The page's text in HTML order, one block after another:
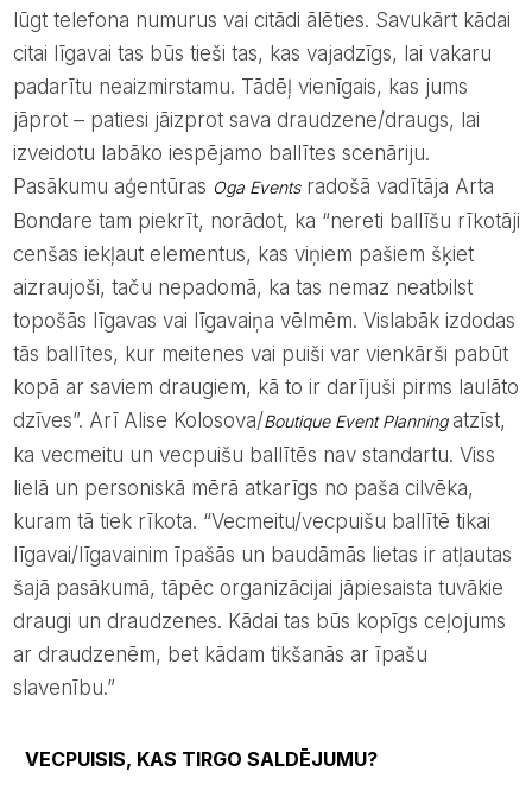
lūgt telefona numurus vai citādi ālēties. Savukārt kādai
citai līgavai tas būs tieši tas, kas vajadzīgs, lai vakaru
padarītu neaizmirstamu. Tādēļ vienīgais, kas jums
jāprot – patiesi jāizprot sava draudzene/draugs, lai
izveidotu labāko iespējamo ballītes scenāriju.
Pasākumu aģentūras Oga Eventsradošā vadītāja Arta
Bondare tam piekrīt, norādot, ka “nereti ballīšu rīkotāji
cenšas iekļaut elementus, kas viņiem pašiem šķiet
aizraujoši, taču nepadomā, ka tas nemaz neatbilst
topošās līgavas vai līgavaiņa vēlmēm. Vislabāk izdodas
tās ballītes, kur meitenes vai puiši var vienkārši pabūt
kopā ar saviem draugiem, kā to ir darījuši pirms laulāto
dzīves”. Arī Alise Kolosova/Boutique Event Planning atzīst,
ka vecmeitu un vecpuišu ballītēs nav standartu. Viss
lielā un personiskā mērā atkarīgs no paša cilvēka,
kuram tā tiek rīkota. “Vecmeitu/vecpuišu ballītē tikai
līgavai/līgavainim īpašās un baudāmās lietas ir atļautas
šajā pasākumā, tāpēc organizācijai jāpiesaista tuvākie
draugi un draudzenes. Kādai tas būs kopīgs ceļojums
ar draudzenēm, bet kādam tikšanās ar īpašu
slavenību.”
VECPUISIS, KAS TIRGO SALDĒJUMU?